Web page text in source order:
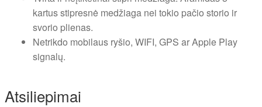
kartus stipresnė medžiaga nei tokio pačio storio ir
svorio plienas.
Netrikdo mobilaus ryšio, WIFI, GPS ar Apple Play
signalų.
Atsiliepimai